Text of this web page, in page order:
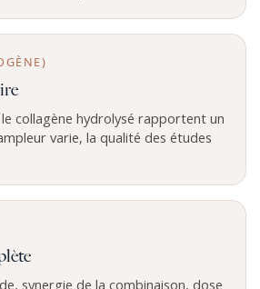
collagène hydrolysé rapportent un
varie, la qualité des études
synergie de la combinaison, dose